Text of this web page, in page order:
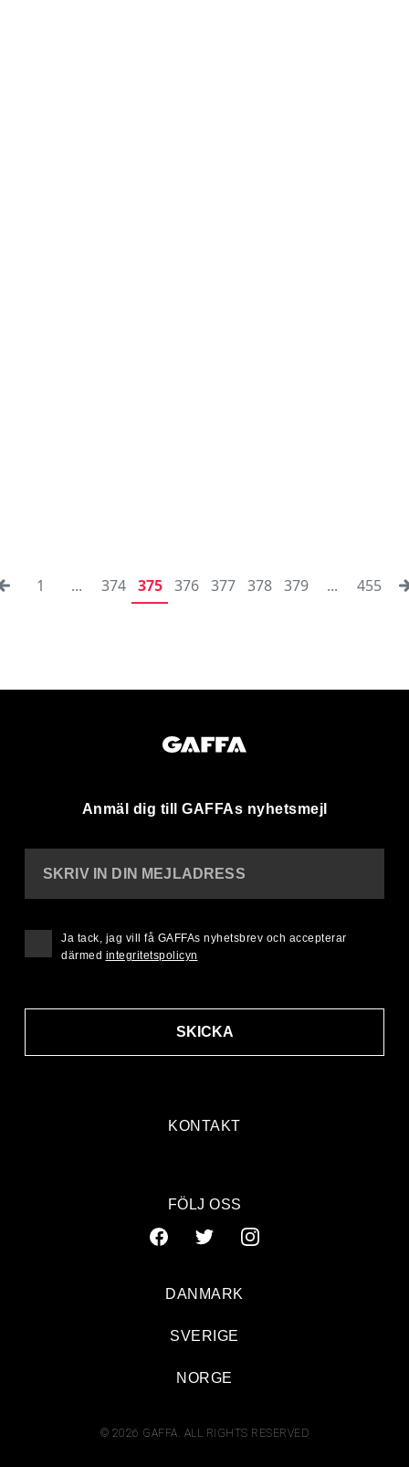
1 ... 374 375 376 377 378 379 ... 455
Anmäl dig till GAFFAs nyhetsmejl
KONTAKT
SKRIV IN DIN MEJLADRESS
SKICKA
Ja tack, jag vill få GAFFAs nyhetsbrev och accepterar
därmed integritetspolicyn
FÖLJ OSS
© 2026 GAFFA. ALL RIGHTS RESERVED
DANMARK
SVERIGE
NORGE